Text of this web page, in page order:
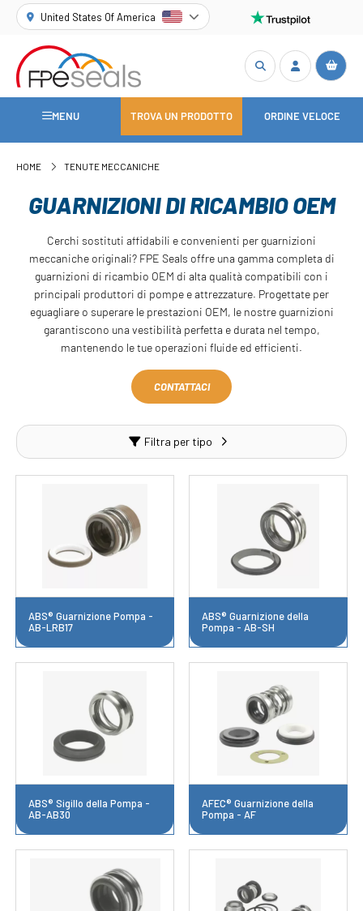
United States Of America
MENU TROVA UN PRODOTTO ORDINE VELOCE
HOME TENUTE MECCANICHE
GUARNIZIONI DI RICAMBIO OEM
Cerchi sostituti affidabili e convenienti per guarnizioni
meccaniche originali? FPE Seals offre una gamma completa di
guarnizioni di ricambio OEM di alta qualità compatibili con i
principali produttori di pompe e attrezzature. Progettate per
eguagliare o superare le prestazioni OEM, le nostre guarnizioni
garantiscono una vestibilità perfetta e durata nel tempo,
mantenendo le tue operazioni fluide ed efficienti.
CONTATTACI
Filtra per tipo
ABS® Guarnizione Pompa -
AB-LRB17
ABS® Guarnizione della
Pompa - AB-SH
ABS® Sigillo della Pompa -
AB-AB30
AFEC® Guarnizione della
Pompa - AF